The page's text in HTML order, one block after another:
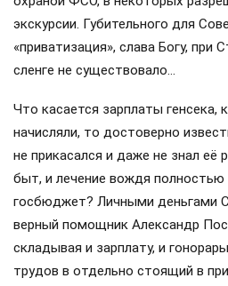
достойно и рационально.
никаких картин из Третьяковки
полов вождь приказал убрать и
работы. Впрочем, историки
атрибуты раздражали вождя не
сколько тем, что они полностью
Сталин, маниакально
сделал это, конечно, лишь ради
безопасности.
Все эти немалые расходы на
страны были оправданы лишь
них, от прикроватного коврика